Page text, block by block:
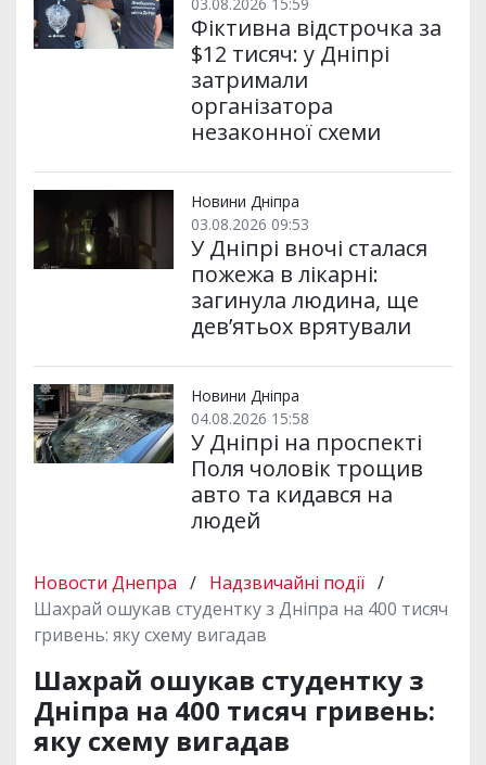
03.08.2026 15:59
Фіктивна відстрочка за
$12 тисяч: у Дніпрі
затримали
організатора
незаконної схеми
Новини Дніпра
03.08.2026 09:53
У Дніпрі вночі сталася
пожежа в лікарні:
загинула людина, ще
дев’ятьох врятували
Новини Дніпра
04.08.2026 15:58
У Дніпрі на проспекті
Поля чоловік трощив
авто та кидався на
людей
Новости Днепра / Надзвичайні події /
Шахрай ошукав студентку з Дніпра на 400 тисяч
гривень: яку схему вигадав
Шахрай ошукав студентку з
Дніпра на 400 тисяч гривень:
яку схему вигадав